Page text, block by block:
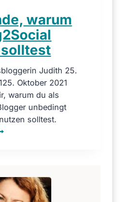
warum
Judith 25.
25. Oktober 2021
warum du als
unbedingt
solltest.